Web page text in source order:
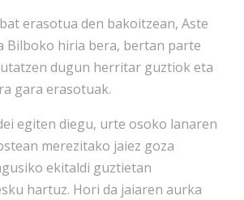
erasotua den bakoitzean, Aste
Bilboko hiria bera, bertan parte
dugun herritar guztiok eta
gara erasotuak.
egiten diegu, urte osoko lanaren
merezitako jaiez goza
ekitaldi guztietan
hartuz. Hori da jaiaren aurka